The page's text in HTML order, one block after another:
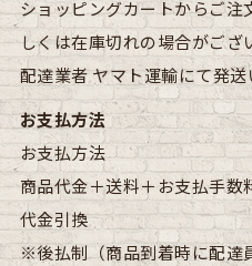
ショッピングカートからご
しくは在庫切れの場合がござ
配達業者 ヤマト運輸にて発
お支払方法
お支払方法
商品代金＋送料＋お支払手数
代金引換
※後払制（商品到着時に配達